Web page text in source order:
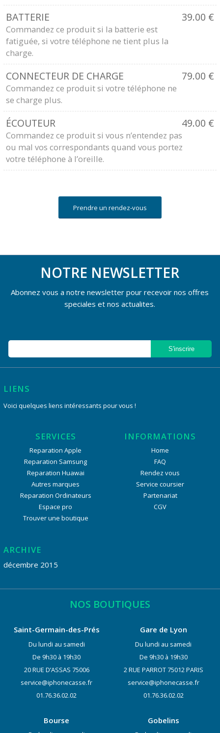
BATTERIE 39.00 €
Commandez ce produit si la batterie est
fatiguée, si votre téléphone ne tient plus la
charge.
CONNECTEUR DE CHARGE 79.00 €
Commandez ce produit si votre téléphone ne
se charge plus.
ÉCOUTEUR 49.00 €
Commandez ce produit si vous n’entendez pas
ou mal vos correspondants quand vous portez
votre téléphone à l’oreille.
Prendre un rendez-vous
NOTRE NEWSLETTER
Abonnez vous a notre newsletter pour recevoir nos offres
speciales et nos actualites.
LIENS
Voici quelques liens intéressants pour vous !
SERVICES
Reparation Apple
Reparation Samsung
Reparation Huawai
Autres marques
Reparation Ordinateurs
Espace pro
Trouver une boutique
INFORMATIONS
Home
FAQ
Rendez vous
Service coursier
Partenariat
CGV
ARCHIVE
décembre 2015
NOS BOUTIQUES
Saint-Germain-des-Prés
Du lundi au samedi
De 9h30 à 19h30
20 RUE D’ASSAS 75006
service@iphonecasse.fr
01.76.36.02.02
Gare de Lyon
Du lundi au samedi
De 9h30 à 19h30
2 RUE PARROT 75012 PARIS
service@iphonecasse.fr
01.76.36.02.02
Bourse Gobelins